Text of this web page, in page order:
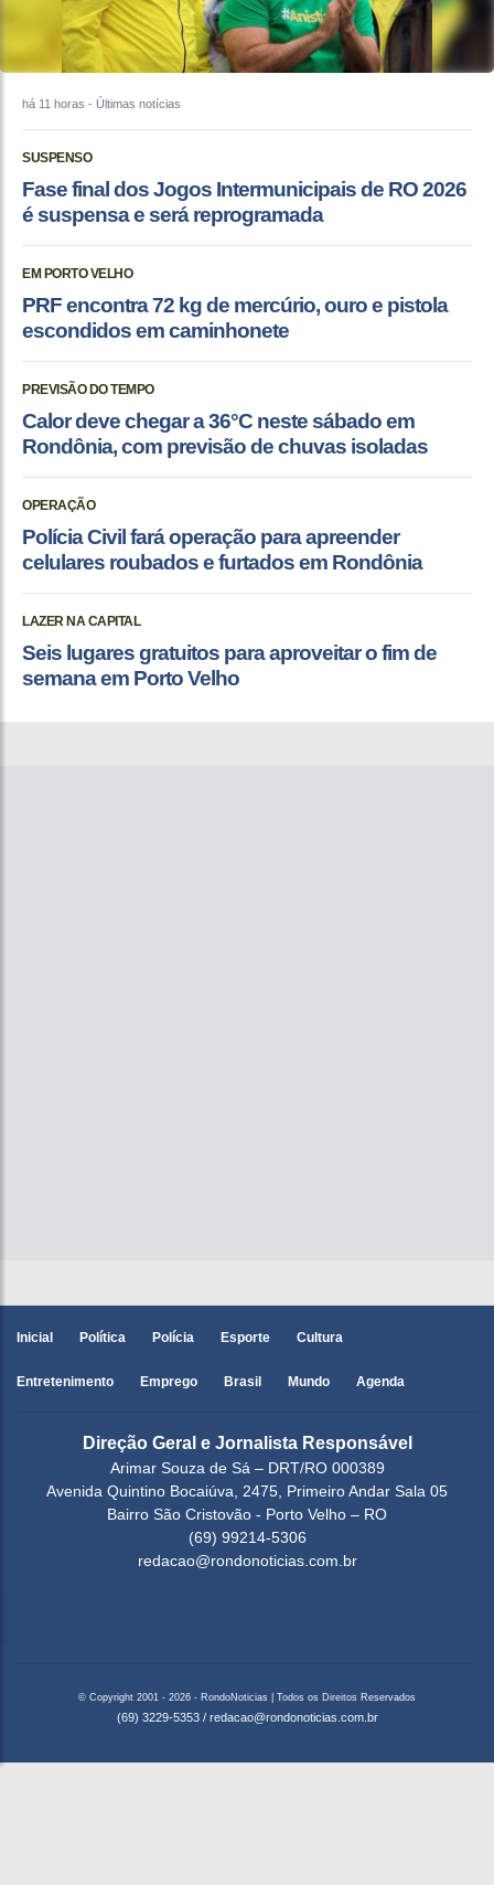
há 11 horas - Últimas notícias
SUSPENSO
Fase final dos Jogos Intermunicipais de RO 2026
é suspensa e será reprogramada
EM PORTO VELHO
PRF encontra 72 kg de mercúrio, ouro e pistola
escondidos em caminhonete
PREVISÃO DO TEMPO
Calor deve chegar a 36°C neste sábado em
Rondônia, com previsão de chuvas isoladas
OPERAÇÃO
Polícia Civil fará operação para apreender
celulares roubados e furtados em Rondônia
LAZER NA CAPITAL
Seis lugares gratuitos para aproveitar o fim de
semana em Porto Velho
Inicial Política Polícia Esporte Cultura
Entretenimento Emprego Brasil Mundo Agenda
Direção Geral e Jornalista Responsável
Arimar Souza de Sá – DRT/RO 000389
Avenida Quintino Bocaiúva, 2475, Primeiro Andar Sala 05
Bairro São Cristovão - Porto Velho – RO
(69) 99214-5306
redacao@rondonoticias.com.br
© Copyright 2001 - 2026 - RondoNoticias | Todos os Direitos Reservados
(69) 3229-5353 / redacao@rondonoticias.com.br